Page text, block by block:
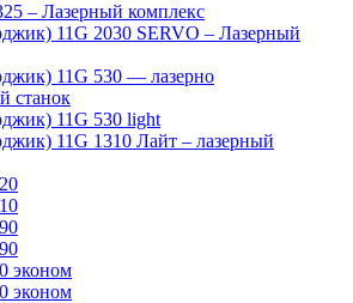
– Лазерный комплекс
11G 2030 SERVO – Лазерный
11G 530 — лазерно
станок
11G 530 light
11G 1310 Лайт – лазерный
эконом
эконом